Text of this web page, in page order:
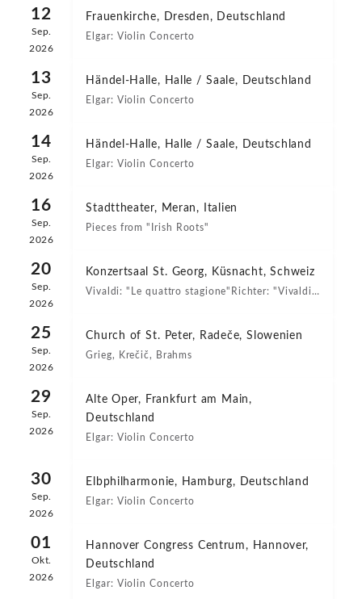
12
Sep.
2026
Frauenkirche, Dresden, Deutschland
Elgar: Violin Concerto
13
Sep.
2026
Händel-Halle, Halle / Saale, Deutschland
Elgar: Violin Concerto
14
Sep.
2026
Händel-Halle, Halle / Saale, Deutschland
Elgar: Violin Concerto
16
Sep.
2026
Stadttheater, Meran, Italien
Pieces from "Irish Roots"
20
Sep.
2026
Konzertsaal St. Georg, Küsnacht, Schweiz
Vivaldi: "Le quattro stagione"Richter: "Vivaldi
25
Sep.
2026
Church of St. Peter, Radeče, Slowenien
Grieg, Krečič, Brahms
29
Sep.
2026
Alte Oper, Frankfurt am Main,
Deutschland
Elgar: Violin Concerto
30
Sep.
2026
Elbphilharmonie, Hamburg, Deutschland
Elgar: Violin Concerto
01
Okt.
2026
Hannover Congress Centrum, Hannover,
Deutschland
Elgar: Violin Concerto